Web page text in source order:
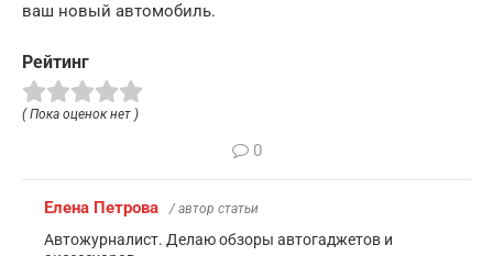
ваш новый автомобиль.
Рейтинг
( Пока оценок нет )
0
Елена Петрова / автор статьи
Автожурналист. Делаю обзоры автогаджетов и